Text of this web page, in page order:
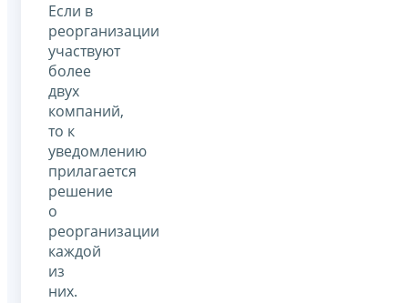
Если в
реорганизации
участвуют
более
двух
компаний,
то к
уведомлению
прилагается
решение
о
реорганизации
каждой
из
них.